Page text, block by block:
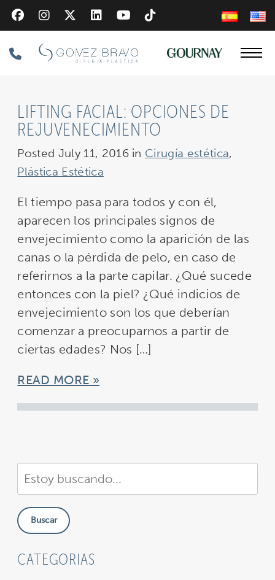
Skip
to
main
content
Phone
LIFTING FACIAL: OPCIONES DE
REJUVENECIMIENTO
Posted July 11, 2016 in Cirugía estética,
Plástica Estética
El tiempo pasa para todos y con él,
aparecen los principales signos de
envejecimiento como la aparición de las
canas o la pérdida de pelo, en caso de
referirnos a la parte capilar. ¿Qué sucede
entonces con la piel? ¿Qué indicios de
envejecimiento son los que deberían
comenzar a preocuparnos a partir de
ciertas edades? Nos […]
READ MORE
Buscar
en
nuestra
sitioBuscar
CATEGORIAS